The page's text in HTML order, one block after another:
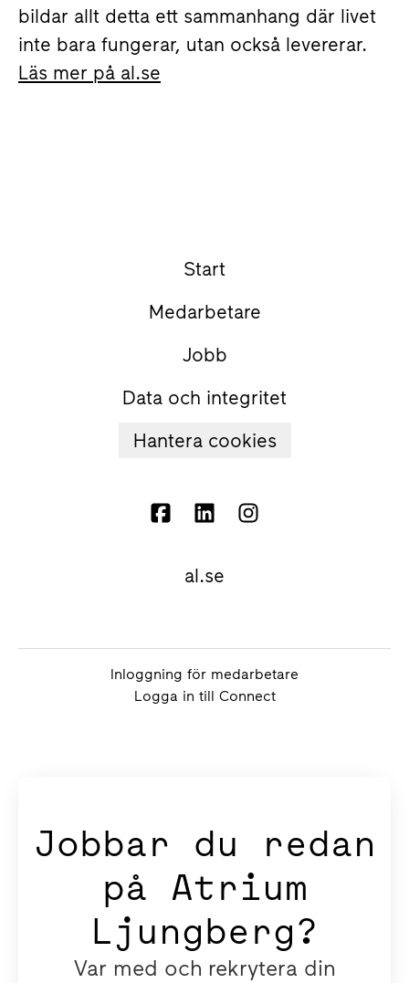
bildar allt detta ett sammanhang där livet
inte bara fungerar, utan också levererar.
Läs mer på al.se
Start
Medarbetare
Jobb
Data och integritet
Hantera cookies
al.se
Inloggning för medarbetare
Logga in till Connect
Jobbar du redan
på Atrium
Ljungberg?
Var med och rekrytera din